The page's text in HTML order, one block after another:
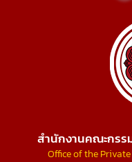
สำนักงานคณะกรร
Office of the